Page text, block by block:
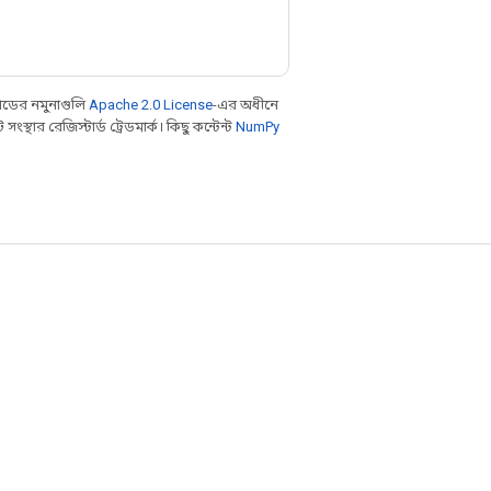
নমুনাগুলি Apache 2.0 License-এর অধীনে
রেজিস্টার্ড ট্রেডমার্ক। কিছু কন্টেন্ট NumPy